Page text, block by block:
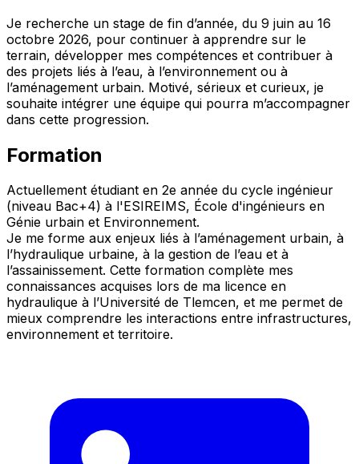
Je recherche un stage de fin d’année, du 9 juin au 16
octobre 2026, pour continuer à apprendre sur le
terrain, développer mes compétences et contribuer à
des projets liés à l’eau, à l’environnement ou à
l’aménagement urbain. Motivé, sérieux et curieux, je
souhaite intégrer une équipe qui pourra m’accompagner
dans cette progression.
Formation
Actuellement étudiant en 2e année du cycle ingénieur
(niveau Bac+4) à l'ESIREIMS, École d'ingénieurs en
Génie urbain et Environnement.
Je me forme aux enjeux liés à l’aménagement urbain, à
l’hydraulique urbaine, à la gestion de l’eau et à
l’assainissement. Cette formation complète mes
connaissances acquises lors de ma licence en
hydraulique à l’Université de Tlemcen, et me permet de
mieux comprendre les interactions entre infrastructures,
environnement et territoire.